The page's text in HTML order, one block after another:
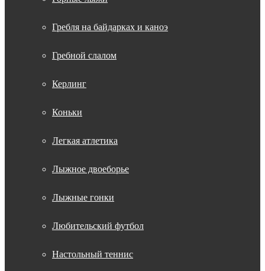
Гребля на байдарках и каноэ
Гребной слалом
Керлинг
Коньки
Легкая атлетика
Лыжное двоеборье
Лыжные гонки
Любительский футбол
Настольный теннис